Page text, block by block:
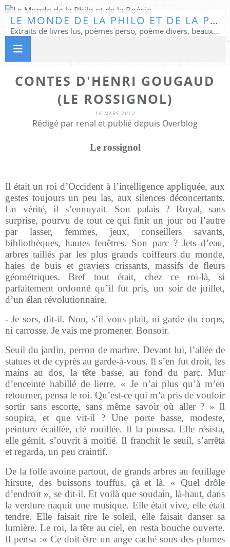
LE MONDE DE LA PHILO ET DE LA POÉSIE
Extraits de livres lus, poèmes perso, poème divers, beaux textes...
CONTES D'HENRI GOUGAUD
(LE ROSSIGNOL)
15 MARS 2012
Rédigé par renal et publié depuis Overblog
Le rossignol
Il était un roi d’Occident à l’intelligence appliquée, aux
gestes toujours un peu las, aux silences déconcertants.
En vérité, il s’ennuyait. Son palais ? Royal, sans
surprise, pourvu de tout ce qui finit un jour ou l’autre
par lasser, femmes, jeux, conseillers savants,
bibliothèques, hautes fenêtres. Son parc ? Jets d’eau,
arbres taillés par les plus grands coiffeurs du monde,
haies de buis et graviers crissants, massifs de fleurs
géométriques. Bref tout était, chez ce roi-là, si
parfaitement ordonné qu’il fut pris, un soir de juillet,
d’un élan révolutionnaire.
- Je sors, dit-il. Non, s’il vous plait, ni garde du corps,
ni carrosse. Je vais me promener. Bonsoir.
Seuil du jardin, perron de marbre. Devant lui, l’allée de
statues et de cyprès au garde-à-vous. Il s’en fut droit, les
mains au dos, la tête basse, au fond du parc. Mur
d’enceinte habillé de lierre. « Je n’ai plus qu’à m’en
retourner, pensa le roi. Qu’est-ce qui m’a pris de vouloir
sortir sans escorte, sans même savoir où aller ? » Il
soupira, et que vit-il ? Une porte basse, modeste,
peinture écaillée, clé rouillée. Il la poussa. Elle résista,
elle gémit, s’ouvrit à moitié. Il franchit le seuil, s’arrêta
et regarda, un peu craintif.
De la folle avoine partout, de grands arbres au feuillage
hirsute, des buissons touffus, çà et là. « Quel drôle
d’endroit », se dit-il. Et voilà que soudain, là-haut, dans
la verdure naquit une musique. Elle était vive, elle était
tendre. Elle faisait rire le soleil, elle faisait danser sa
lumière. Le roi, la tête au ciel, en resta bouche ouverte.
Il pensa :« Ce doit être un ange caché sous des plumes